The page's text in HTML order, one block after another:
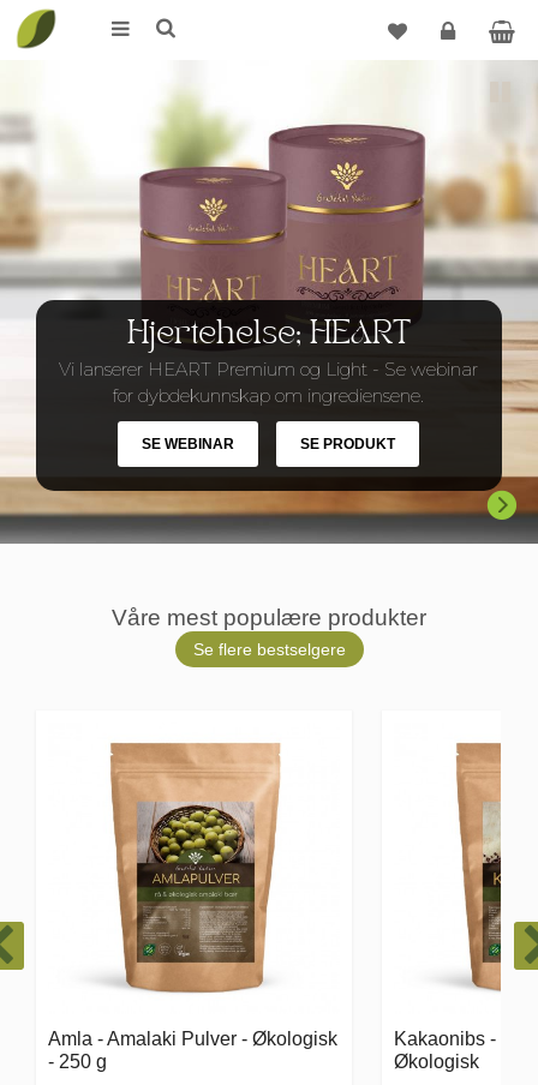
Hjertehelse; HEART
Vi lanserer HEART Premium og Light - Se webinar
for dybdekunnskap om ingrediensene.
SE WEBINAR SE PRODUKT
Våre mest populære produkter
Se flere bestselgere
Kakaonibs - Cacao Nibs -
Økologisk
Natron -
1000 g